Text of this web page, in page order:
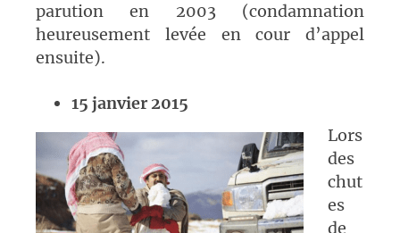
parution en 2003 (condamnation
heureusement levée en cour d’appel
ensuite).
15 janvier 2015
Lors
des
chut
es
de